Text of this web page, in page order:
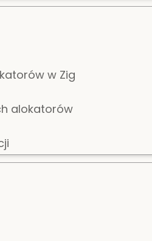
w Zig
alokatorów